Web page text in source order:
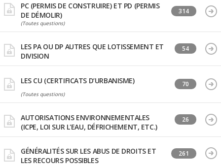
PC (PERMIS DE CONSTRUIRE) ET PD (PERMIS
DE DÉMOLIR)
(Toutes questions)
314
LES PA OU DP AUTRES QUE LOTISSEMENT ET
DIVISION
54
LES CU (CERTIFICATS D’URBANISME)
(Toutes questions)
70
AUTORISATIONS ENVIRONNEMENTALES
(ICPE, LOI SUR L'EAU, DÉFRICHEMENT, ETC.)
26
GÉNÉRALITÉS SUR LES ABUS DE DROITS ET
LES RECOURS POSSIBLES
261